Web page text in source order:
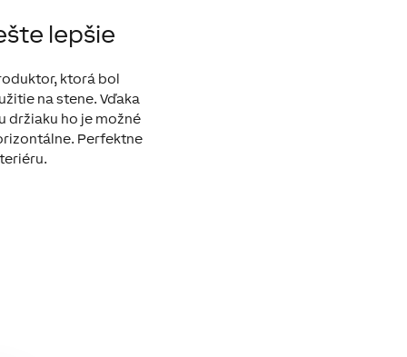
lepšie
ktorá bol
na stene. Vďaka
držiaku ho je možné
Perfektne